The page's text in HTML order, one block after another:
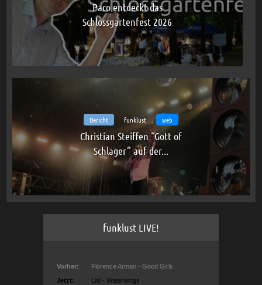
Paco entdeckt das
Schlossgartenfest 2026
Bericht funklust web
Christian Steiffen “Gott of
Schlager” auf der...
funklust LIVE!